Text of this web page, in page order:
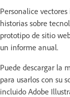
Personalice
historias sobre
prototipo de sitio
un informe anual.
Puede descargar la
para usarlos con su
incluido Adobe